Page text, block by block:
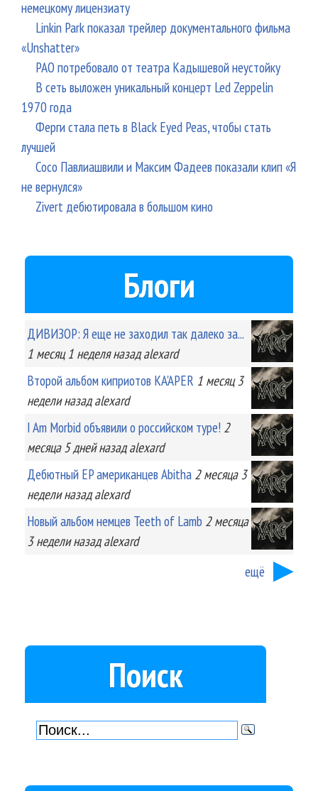
немецкому лицензиату
Linkin Park показал трейлер документального фильма
«Unshatter»
РАО потребовало от театра Кадышевой неустойку
В сеть выложен уникальный концерт Led Zeppelin
1970 года
Ферги стала петь в Black Eyed Peas, чтобы стать
лучшей
Сосо Павлиашвили и Максим Фадеев показали клип «Я
не вернулся»
Zivert дебютировала в большом кино
Блоги
ДИВИЗОР: Я еще не заходил так далеко за...
1 месяц 1 неделяназад alexard
Второй альбом киприотов KA'APER 1 месяц 3
неделиназад alexard
I Am Morbid объявили о российском туре! 2
месяца 5 днейназад alexard
Дебютный EP американцев Abitha 2 месяца 3
неделиназад alexard
Новый альбом немцев Teeth of Lamb 2 месяца
3 неделиназад alexard
ещё
Поиск